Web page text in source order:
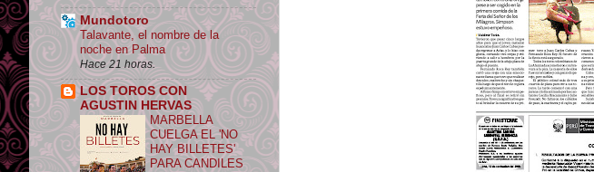
Mundotoro
Talavante, el nombre de la
noche en Palma
Hace 21 horas.
LOS TOROS CON
AGUSTIN HERVAS
MARBELLA
CUELGA EL 'NO
HAY BILLETES'
PARA CANDILES